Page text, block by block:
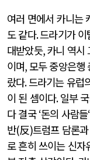
여러 면에서 카니는
도 같다.드라기가
대받았듯,카니 역시
이며, 모두 중앙은행
랐다.드라기는 유럽
이 된 셈이다.일부
다 결국‘돈의 사람들‘
반(反)트럼프 담론
로 흔히 쓰이는 신